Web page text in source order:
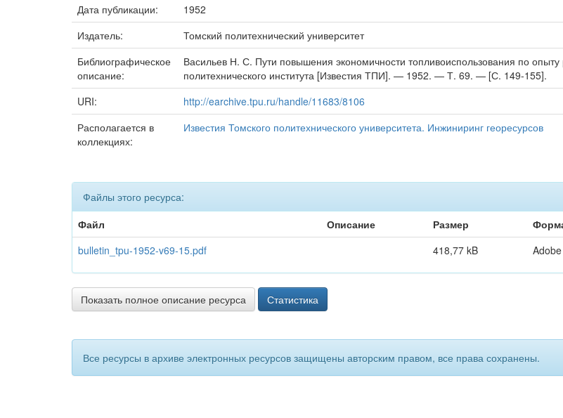
Дата публикации:
1952
Издатель:
Томский политехнический университет
Библиографическое
описание:
Васильев Н. С. Пути повышения экономичности топливоиспользования по
политехнического института [Известия ТПИ]. — 1952. — Т. 69. — [С. 149-155].
URI:
http://earchive.tpu.ru/handle/11683/8106
Располагается в
коллекциях:
Известия Томского политехнического университета. Инжиниринг георесурсов
Файлы этого ресурса:
Файл
Описание Размер
bulletin_tpu-1952-v69-15.pdf
418,77 kB
Показать полное описание ресурса Статистика
Все ресурсы в архиве электронных ресурсов защищены авторским правом, все права сохранены.